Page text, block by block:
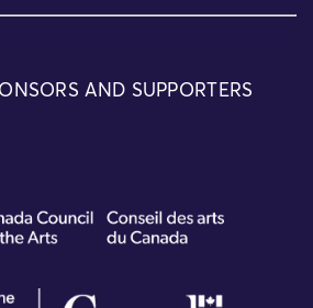
AND SUPPORTERS